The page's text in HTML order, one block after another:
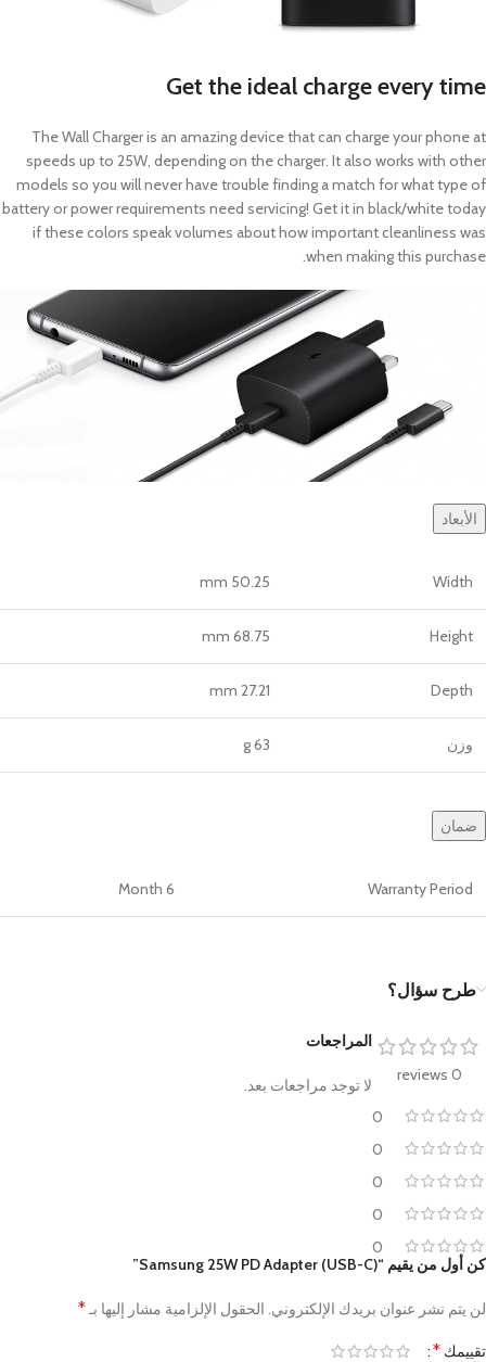
Get the ideal charge every time
The Wall Charger is an amazing device that can charge your phone at
speeds up to 25W, depending on the charger. It also works with other
models so you will never have trouble finding a match for what type of
battery or power requirements need servicing! Get it in black/white today
if these colors speak volumes about how important cleanliness was
when making this purchase.
الأبعاد
Width
50.25 mm
Height
68.75 mm
Depth
27.21 mm
وزن 63 g
ضمان
Warranty Period
6 Month
طرح سؤال؟
0 reviews
0
0
0
0
0
المراجعات
لا توجد مراجعات بعد.
كن أول من يقيم “Samsung 25W PD Adapter (USB-C)”
لن يتم نشر عنوان بريدك الإلكتروني. الحقول الإلزامية مشار إليها بـ*
تقييمك *